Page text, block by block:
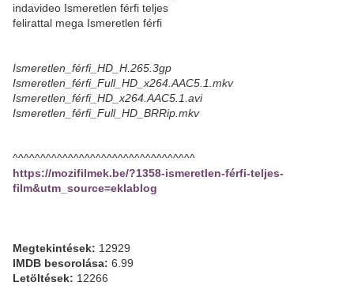
indavideo Ismeretlen férfi teljes
felirattal mega Ismeretlen férfi
Ismeretlen_férfi_HD_H.265.3gp
Ismeretlen_férfi_Full_HD_x264.AAC5.1.mkv
Ismeretlen_férfi_HD_x264.AAC5.1.avi
Ismeretlen_férfi_Full_HD_BRRip.mkv
^^^^^^^^^^^^^^^^^^^^^^^^^^^^^^^^^
https://mozifilmek.be/?1358-ismeretlen-férfi-teljes-
film&utm_source=eklablog
Megtekintések: 12929
IMDB besorolása: 6.99
Letöltések: 12266